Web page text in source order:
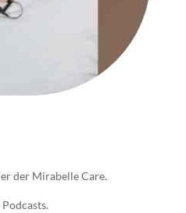
der Mirabelle Care.